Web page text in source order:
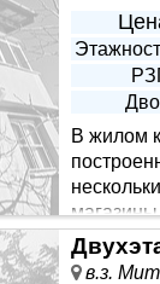
В жилом
Второй этаж -
место
в.з.